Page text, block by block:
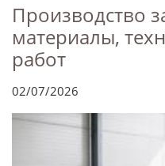
Производство
материалы,
работ
02/07/2026